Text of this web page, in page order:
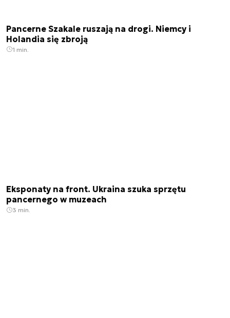
Pancerne Szakale ruszają na drogi. Niemcy i
Holandia się zbroją
1 min.
Eksponaty na front. Ukraina szuka sprzętu
pancernego w muzeach
3 min.